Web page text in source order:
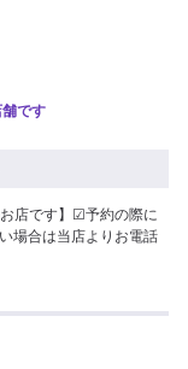
です
店です】☑︎予約の際に
場合は当店よりお電話